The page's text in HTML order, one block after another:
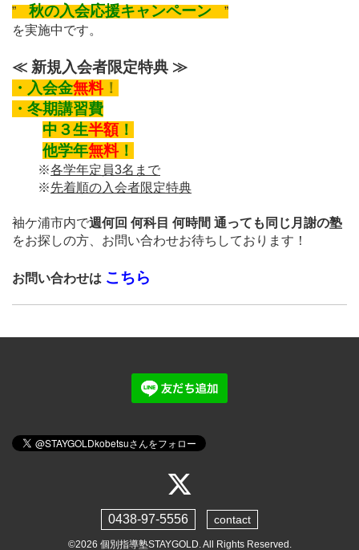
”
秋の入会応援キャンペーン
”
を実施中です。
≪ 新規入会者限定特典 ≫
・ 入会金無料！
・ 冬期講習費
中３生半額！
他学年無料！
※各学年定員3名まで
※先着順の入会者限定特典
袖ケ浦市内で週何回 何科目 何時間 通っても同じ月謝の塾
をお探しの方、 お問い合わせお待ちしております！
お問い合わせは こちら
0438-97-5556 contact
©2026 個別指導塾STAYGOLD. All Rights Reserved.